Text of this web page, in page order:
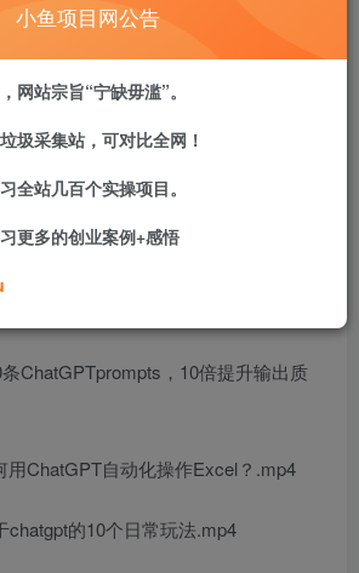
（免费图像工具出高级图），AI视频创
作者、全流程用AI搞定），AI职场办公
制定计划），以及智能AI与思维导
应用。
的42种基础功能.mp4
ChatGPTprompts，10倍提升输出质
用ChatGPT自动化操作Excel？.mp4
chatgpt的10个日常玩法.mp4
小鱼项目网公告
网站宗旨“宁缺毋滥”。
圾采集站，可对比全网！
全站几百个实操项目。
更多的创业案例+感悟